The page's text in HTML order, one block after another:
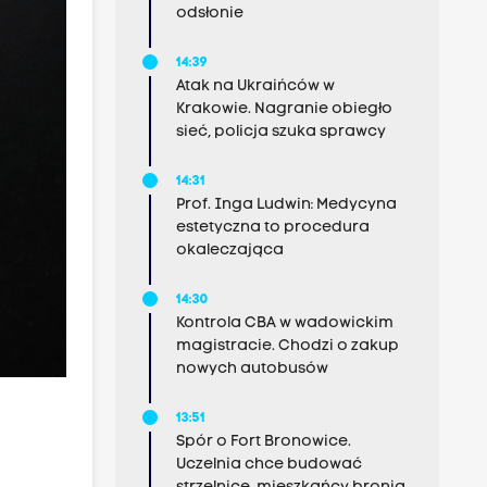
odsłonie
14:39
Atak na Ukraińców w
Krakowie. Nagranie obiegło
sieć, policja szuka sprawcy
14:31
Prof. Inga Ludwin: Medycyna
estetyczna to procedura
okaleczająca
14:30
Kontrola CBA w wadowickim
magistracie. Chodzi o zakup
nowych autobusów
13:51
Spór o Fort Bronowice.
Uczelnia chce budować